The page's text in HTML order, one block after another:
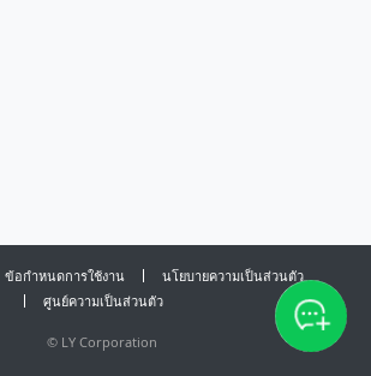
ข้อกำหนดการใช้งาน
นโยบายความเป็นส่วนตัว
ศูนย์ความเป็นส่วนตัว
© LY Corporation